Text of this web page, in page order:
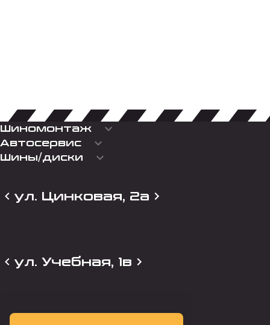
Шиномонтаж keyboard_arrow_down
Автосервис keyboard_arrow_down
Шины/диски keyboard_arrow_down
ул. Цинковая, 2а
ул. Учебная, 1в